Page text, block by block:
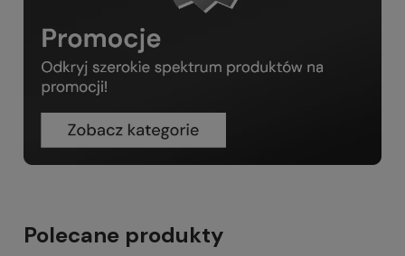
Polecane produkty